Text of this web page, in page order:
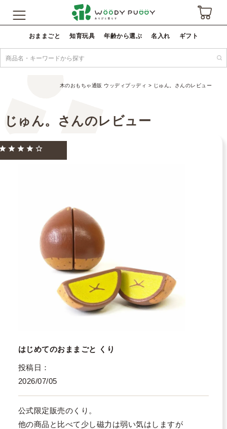
おままごと 知育玩具 年齢から選ぶ 名入れ ギフト
木のおもちゃ通販 ウッディプッディ じゅん。さんのレビュー
じゅん。さんのレビュー
はじめてのおままごと くり
投稿日
2026/07/05
公式限定販売のくり。
他の商品と比べて少し磁力は弱い気はしますが